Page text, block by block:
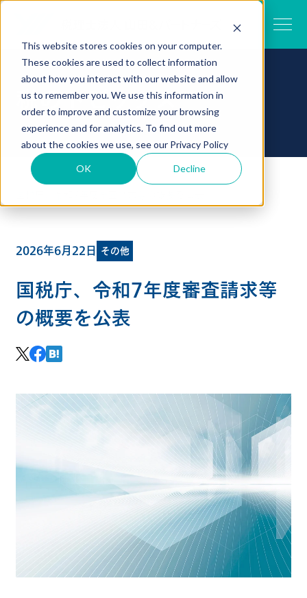
This website stores cookies on your computer.
These cookies are used to collect information
about how you interact with our website and allow
us to remember you. We use this information in
order to improve and customize your browsing
experience and for analytics. To find out more
about the cookies we use, see our Privacy Policy
OK Decline
税のトピックス
TOP
税のトピックス一覧
2026年6月22日 その他
国税庁、令和7年度審査請求等
の概要を公表